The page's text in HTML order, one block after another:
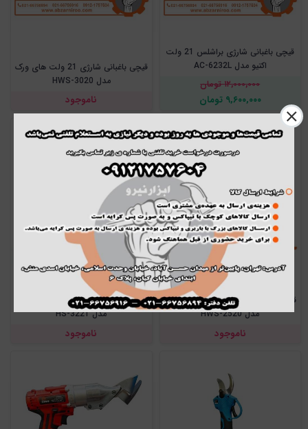
قیچی باغبانی شارژی براشلس 21 ولت
اکتیو مدل AC-6232L
۱۲,۰۰۰,۰۰۰ تومان
۹,۶۰۰,۰۰۰ تومان
قیچی باغبانی شارژی 21 ولت های ورک
مدل HWS-3020
ناموجود
قیچی باغبانی شارژی 21 ولت های ورک
مدل HWS-2520
ناموجود
قیچی باغبانی شارژی براشلس هیوسان
مدل HS-3221
ناموجود